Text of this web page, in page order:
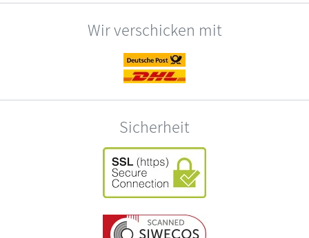
Wir verschicken mit
Sicherheit